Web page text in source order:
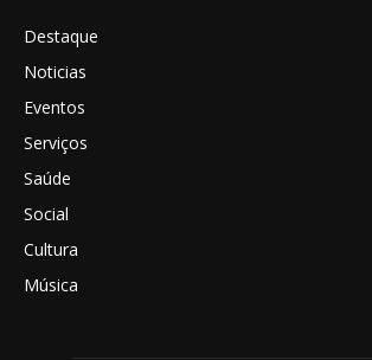
Destaque
Noticias
Eventos
Serviços
Saúde
Social
Cultura
Música